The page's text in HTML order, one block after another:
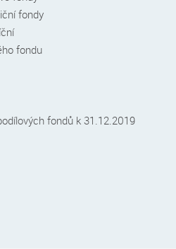
fondy
fondu
fondů k 31.12.2019